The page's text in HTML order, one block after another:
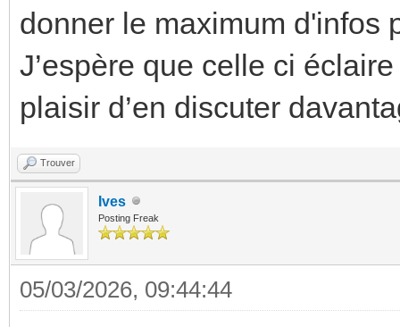
donner le maximum d'infos
J’espère que celle ci
plaisir d’en discuter
Trouver
Ives
Posting Freak
05/03/2026, 09:44:44